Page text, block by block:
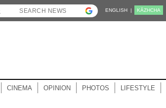
ENGLISH | KĀZHCHA
CINEMA OPINION PHOTOS LIFESTYLE